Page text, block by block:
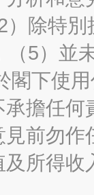
除特
5）並
閣下使
擔任
見前勿
所得收